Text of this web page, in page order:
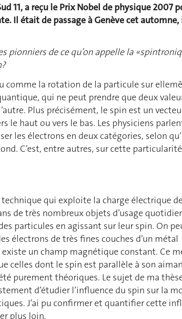
11, a reçu le Prix Nobel de physique 2007
Il était de passage à Genève cet
pionniers de ce qu’on appelle la
comme la rotation de la particule sur
qui ne peut prendre que deux
Plus précisément, le spin est un
le haut ou vers le bas. Les physiciens
les électrons en deux catégories, selon
C’est, entre autres, sur cette
qui exploite la charge électrique
de très nombreux objets d’usage
particules en agissant sur leur spin. On
électrons de très fines couches d’un métal
un champ magnétique constant. Ce
celles dont le spin est parallèle à son
purement théoriques. Le sujet de ma
d’étudier l’influence du spin sur la
J’ai pu confirmer et quantifier cette
plus loin.